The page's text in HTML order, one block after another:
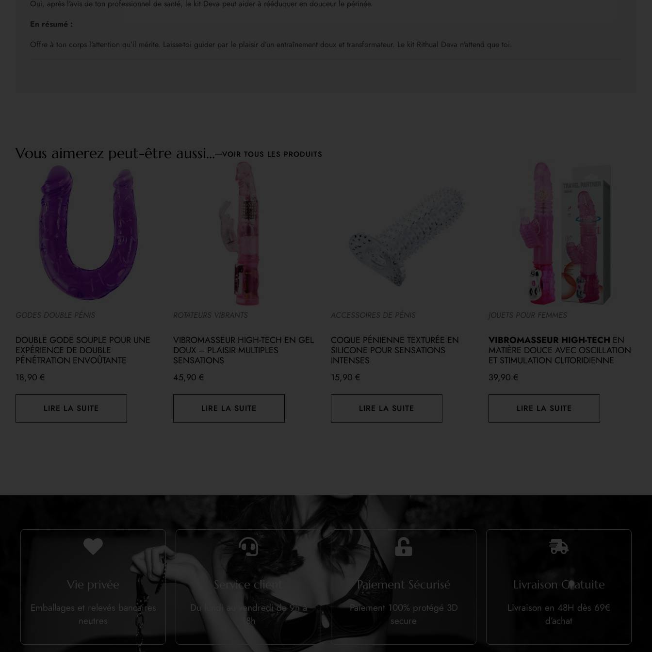
Oui, après l’avis de ton professionnel de santé, le kit Deva peut aider à rééduquer en douceur le périnée.
En résumé :
Offre à ton corps l’attention qu’il mérite. Laisse-toi guider par le plaisir d’un entraînement doux et transformateur. Le kit Rithual Deva n’attend que toi.
Vous aimerez peut-être aussi... VOIR TOUS LES PRODUITS
GODES DOUBLE PÉNIS
DOUBLE GODE SOUPLE POUR UNE
EXPÉRIENCE DE DOUBLE
PÉNÉTRATION ENVOÛTANTE
18,90 €
LIRE LA SUITE
ROTATEURS VIBRANTS
VIBROMASSEUR HIGH-TECH EN GEL
DOUX – PLAISIR MULTIPLES
SENSATIONS
45,90 €
LIRE LA SUITE
ACCESSOIRES DE PÉNIS
COQUE PÉNIENNE TEXTURÉE EN
SILICONE POUR SENSATIONS
INTENSES
15,90 €
LIRE LA SUITE
JOUETS POUR FEMMES
VIBROMASSEUR HIGH-TECH EN
MATIÈRE DOUCE AVEC OSCILLATION
ET STIMULATION CLITORIDIENNE
39,90 €
LIRE LA SUITE
Vie privée
Emballages et relevés bancaires
neutres
Service client
Du lundi au vendredi de 9h à
18h
Paiement Sécurisé
Paiement 100% protégé 3D
secure
Livraison Gratuite
Livraison en 48H dès 69€
d’achat